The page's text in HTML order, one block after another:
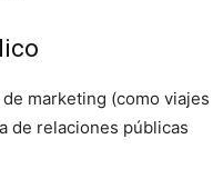
marketing (como viajes
de relaciones públicas